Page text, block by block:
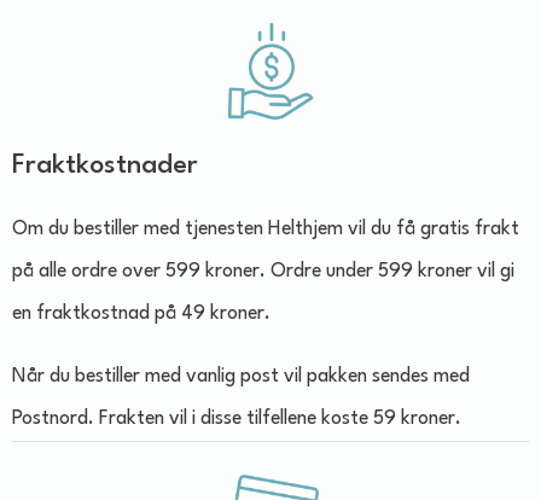
Fraktkostnader
Om du bestiller med tjenesten Helthjem vil du få gratis frakt
på alle ordre over 599 kroner. Ordre under 599 kroner vil gi
en fraktkostnad på 49 kroner.
Når du bestiller med vanlig post vil pakken sendes med
Postnord. Frakten vil i disse tilfellene koste 59 kroner.